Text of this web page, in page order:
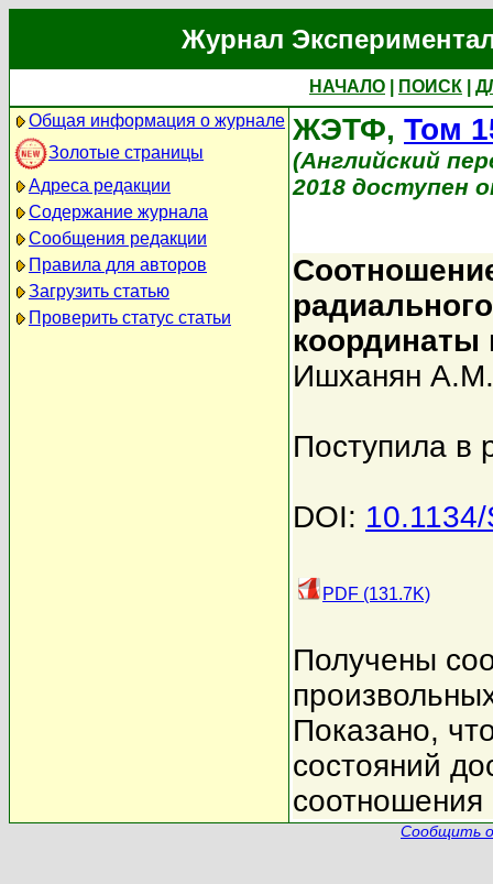
Журнал
НАЧАЛО ПОИСК
Общая информация о журнале
Золотые страницы
Адреса редакции
Содержание журнала
Сообщения редакции
Правила для авторов
Загрузить статью
Проверить статус статьи
ЖЭТФ, Том
(Английский
2018 доступен
координаты
Ишханян А.М.
Поступила в
DOI:
PDF (131.7K)
Получены
Показано,
состояний
Сообщить о